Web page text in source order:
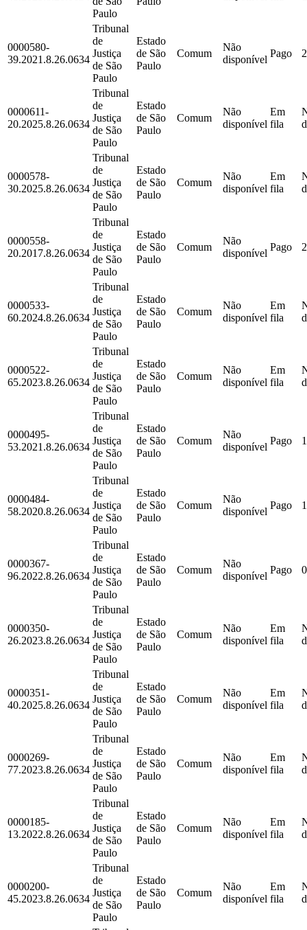
Paulo
0000580-
39.2021.8.26.0634
Tribunal
de
Justiça
de São
Paulo
Estado
de São
Paulo
Comum
Não
disponível
Pago
0000611-
20.2025.8.26.0634
Tribunal
de
Justiça
de São
Paulo
Estado
de São
Paulo
Comum
Não
disponível
Em
fila
0000578-
30.2025.8.26.0634
Tribunal
de
Justiça
de São
Paulo
Estado
de São
Paulo
Comum
Não
disponível
Em
fila
0000558-
20.2017.8.26.0634
Tribunal
de
Justiça
de São
Paulo
Estado
de São
Paulo
Comum
Não
disponível
Pago
0000533-
60.2024.8.26.0634
Tribunal
de
Justiça
de São
Paulo
Estado
de São
Paulo
Comum
Não
disponível
Em
fila
0000522-
65.2023.8.26.0634
Tribunal
de
Justiça
de São
Paulo
Estado
de São
Paulo
Comum
Não
disponível
Em
fila
0000495-
53.2021.8.26.0634
Tribunal
de
Justiça
de São
Paulo
Estado
de São
Paulo
Comum
Não
disponível
Pago
0000484-
58.2020.8.26.0634
Tribunal
de
Justiça
de São
Paulo
Estado
de São
Paulo
Comum
Não
disponível
Pago
0000367-
96.2022.8.26.0634
Tribunal
de
Justiça
de São
Paulo
Estado
de São
Paulo
Comum
Não
disponível
Pago
0000350-
26.2023.8.26.0634
Tribunal
de
Justiça
de São
Paulo
Estado
de São
Paulo
Comum
Não
disponível
Em
fila
0000351-
40.2025.8.26.0634
Tribunal
de
Justiça
de São
Paulo
Estado
de São
Paulo
Comum
Não
disponível
Em
fila
0000269-
77.2023.8.26.0634
Tribunal
de
Justiça
de São
Paulo
Estado
de São
Paulo
Comum
Não
disponível
Em
fila
0000185-
13.2022.8.26.0634
Tribunal
de
Justiça
de São
Paulo
Estado
de São
Paulo
Comum
Não
disponível
Em
fila
0000200-
45.2023.8.26.0634
Tribunal
de
Justiça
de São
Paulo
Estado
de São
Paulo
Comum
Não
disponível
Em
fila